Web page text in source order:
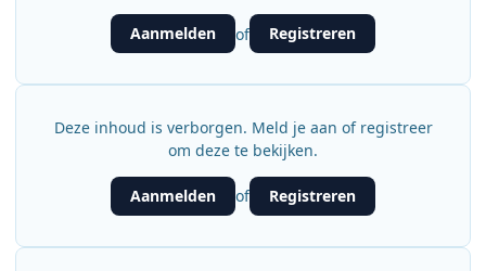
Aanmelden of Registreren
Deze inhoud is verborgen. Meld je aan of registreer
om deze te bekijken.
Aanmelden of Registreren